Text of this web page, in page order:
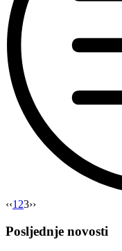
“Najava
aktivnosti
projekta
‹‹1 23››
Posljednje novosti